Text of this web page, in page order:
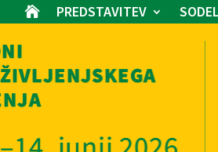
 PREDSTAVITEV